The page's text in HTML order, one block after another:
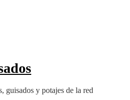
guisados y potajes de la red